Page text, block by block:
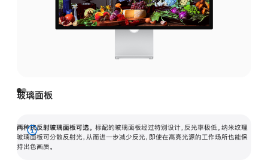
玻璃面板
两种抗反射玻璃面板可选。 标配的玻璃面板经过特别设计，反光率极低。纳米纹理
玻璃面板可分散反射光，从而进一步减少反光，即使在高亮光源的工作场所也能保
持出色画质。
展
开